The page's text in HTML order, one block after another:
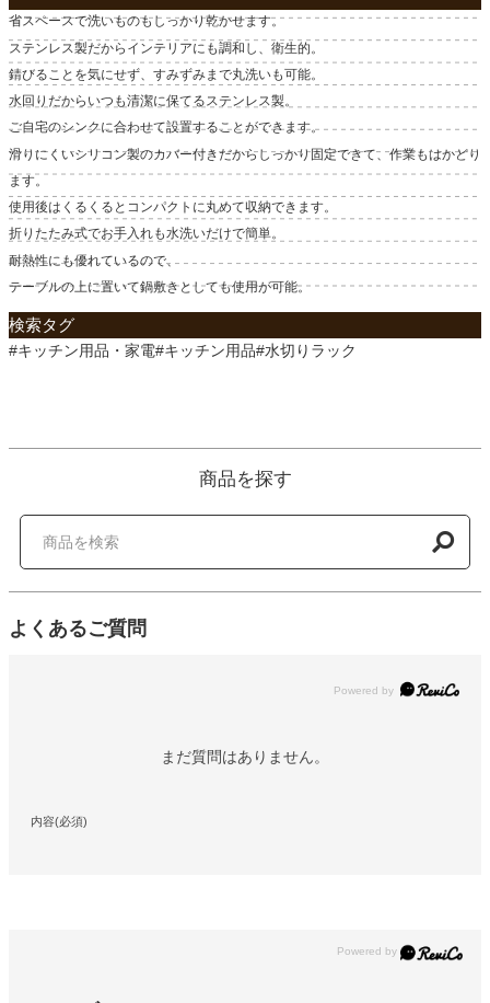
省スペースで洗いものもしっかり乾かせます。
ステンレス製だからインテリアにも調和し、衛生的。
錆びることを気にせず、すみずみまで丸洗いも可能。
水回りだからいつも清潔に保てるステンレス製。
ご自宅のシンクに合わせて設置することができます。
滑りにくいシリコン製のカバー付きだからしっかり固定できて、作業もはかどり
ます。
使用後はくるくるとコンパクトに丸めて収納できます。
折りたたみ式でお手入れも水洗いだけで簡単。
耐熱性にも優れているので、
テーブルの上に置いて鍋敷きとしても使用が可能。
検索タグ
#キッチン用品・家電#キッチン用品#水切りラック
商品を探す
よくあるご質問
Powered by
まだ質問はありません。
内容(必須)